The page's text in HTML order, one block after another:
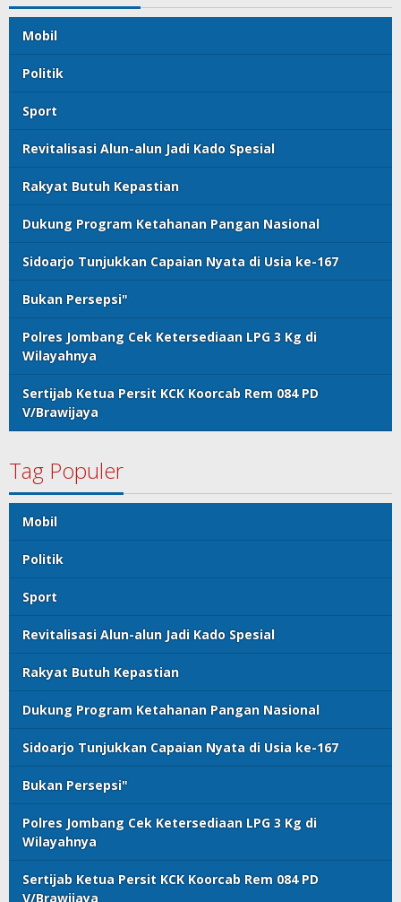
Mobil
Politik
Sport
Revitalisasi Alun-alun Jadi Kado Spesial
Rakyat Butuh Kepastian
Dukung Program Ketahanan Pangan Nasional
Sidoarjo Tunjukkan Capaian Nyata di Usia ke-167
Bukan Persepsi"
Polres Jombang Cek Ketersediaan LPG 3 Kg di
Wilayahnya
Sertijab Ketua Persit KCK Koorcab Rem 084 PD
V/Brawijaya
Tag Populer
Mobil
Politik
Sport
Revitalisasi Alun-alun Jadi Kado Spesial
Rakyat Butuh Kepastian
Dukung Program Ketahanan Pangan Nasional
Sidoarjo Tunjukkan Capaian Nyata di Usia ke-167
Bukan Persepsi"
Polres Jombang Cek Ketersediaan LPG 3 Kg di
Wilayahnya
Sertijab Ketua Persit KCK Koorcab Rem 084 PD
V/Brawijaya